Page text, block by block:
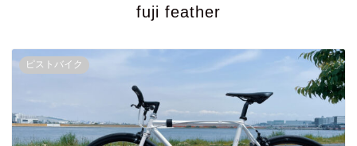
fuji feather
ピストバイク